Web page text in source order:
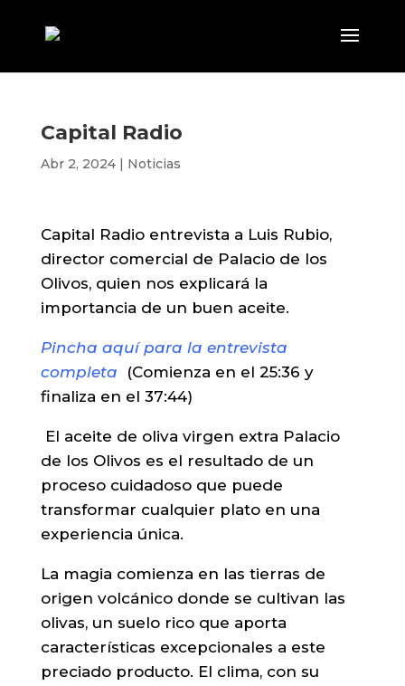
Capital Radio
Abr 2, 2024| Noticias
Capital Radio entrevista a Luis Rubio,
director comercial de Palacio de los
Olivos, quien nos explicará la
importancia de un buen aceite.
Pincha aquí para la entrevista
completa
(Comienza en el 25:36 y
finaliza en el 37:44)
El aceite de oliva virgen extra Palacio
de los Olivos es el resultado de un
proceso cuidadoso que puede
transformar cualquier plato en una
experiencia única.
La magia comienza en las tierras de
origen volcánico donde se cultivan las
olivas, un suelo rico que aporta
características excepcionales a este
preciado producto. El clima, con su